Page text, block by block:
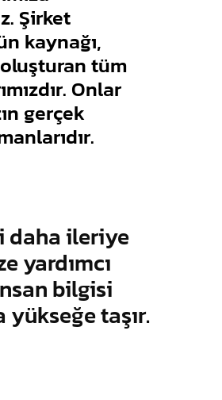
Şirket
kaynağı,
tüm
Onlar
gerçek
daha ileriye
yardımcı
bilgisi
taşır.